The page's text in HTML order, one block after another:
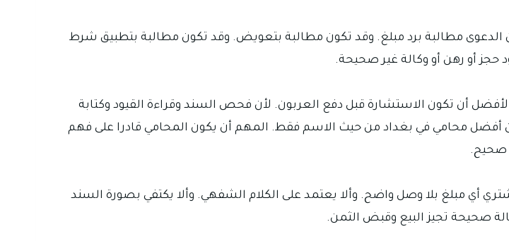
الدعوى مطالبة برد مبلغ. وقد تكون مطالبة بتعويض. وقد تكون مطالبة بتطبيق شرط
أو رهن أو وكالة غير صحيحة.
أن تكون الاستشارة قبل دفع العربون. لأن فحص السند وقراءة القيود وكتابة
أفضل محامي في بغداد من حيث الاسم فقط. المهم أن يكون المحامي قادرا على فهم
صحيح.
أي مبلغ بلا وصل واضح. وألا يعتمد على الكلام الشفهي. وألا يكتفي بصورة السند
صحيحة تجيز البيع وقبض الثمن.